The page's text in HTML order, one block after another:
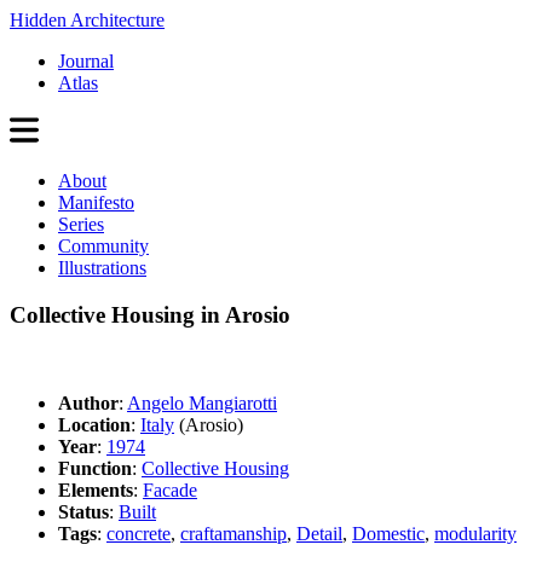
Hidden Architecture
Journal
Atlas
About
Manifesto
Series
Community
Illustrations
Collective Housing in Arosio
Author: Angelo Mangiarotti
Location: Italy (Arosio)
Year: 1974
Function: Collective Housing
Elements: Facade
Status: Built
Tags: concrete, craftamanship, Detail, Domestic, modularity